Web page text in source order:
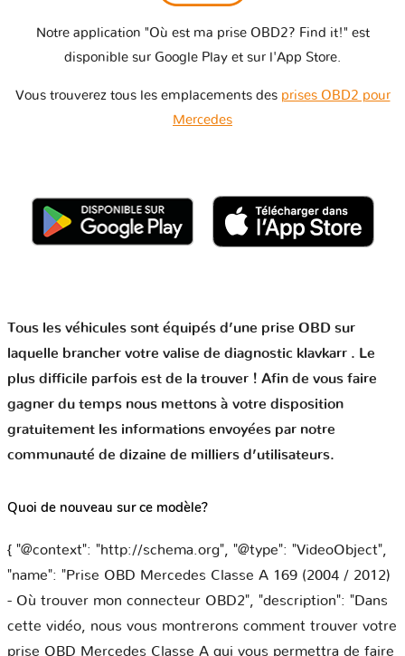
Notre application "Où est ma prise OBD2? Find it!" est
disponible sur Google Play et sur l'App Store.
Vous trouverez tous les emplacements des prises OBD2 pour
Mercedes
Tous les véhicules sont équipés d’une prise OBD sur
laquelle brancher votre valise de diagnostic klavkarr . Le
plus difficile parfois est de la trouver ! Afin de vous faire
gagner du temps nous mettons à votre disposition
gratuitement les informations envoyées par notre
communauté de dizaine de milliers d’utilisateurs.
Quoi de nouveau sur ce modèle?
{ "@context": "http://schema.org", "@type": "VideoObject",
"name": "Prise OBD Mercedes Classe A 169 (2004 / 2012)
- Où trouver mon connecteur OBD2", "description": "Dans
cette vidéo, nous vous montrerons comment trouver votre
prise OBD Mercedes Classe A qui vous permettra de faire